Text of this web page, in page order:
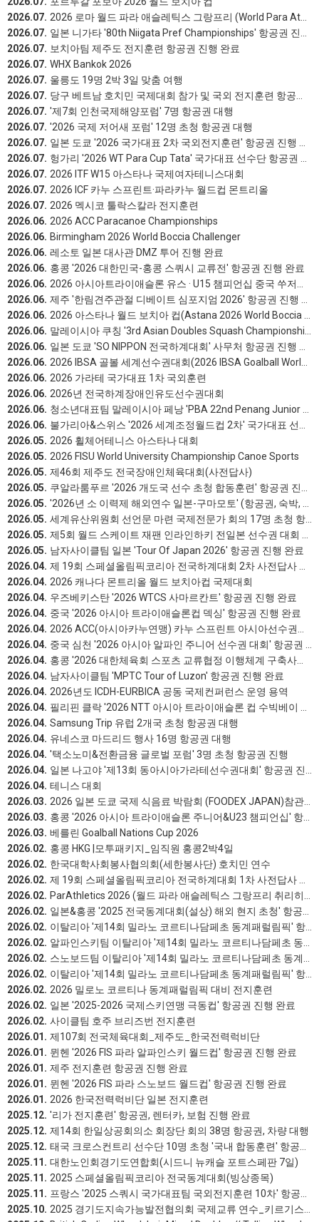
2026.07. 2026 로마 월드 파라 애슬레틱스 그랑프리 (World Para Athletics Grand Prix Rome
2026.07. 일본 니가타 '80th Niigata Pref Championships' 항공권 진행 완료
2026.07. 보치아팀 제주도 전지훈련 항공권 진행 완료
2026.07. WHX Bankok 2026
2026.07. 울릉도 19명 2박 3일 맞춤 여행
2026.07. 당구 베트남 호치민 국제대회 참가 및 국외 전지훈련 항공권 진행 완료
2026.07. '제7회 인천국제해양포럼' 7명 항공권 대행
2026.07. '2026 국제 저어새 포럼' 12명 초청 항공권 대행
2026.07. 일본 도쿄 '2026 국가대표 2차 국외전지훈련' 항공권 진행 완료
2026.07. 헝가리 '2026 WT Para Cup Tata' 국가대표 선수단 항공권 진행 완료
2026.07. 2026 ITF W15 아스타나 국제여자테니스대회
2026.07. 2026 ICF 카누 스프린트·파라카누 월드컵 몬트리올
2026.07. 2026 멕시코 툴락스칼라 전지훈련
2026.06. 2026 ACC Paracanoe Championships
2026.06. Birmingham 2026 World Boccia Challenger
2026.06. 레소토 일본 대사관 DMZ 투어 진행 완료
2026.06. 홍콩 '2026 대한민국-홍콩 스쿼시 교류전' 항공권 진행 완료
2026.06. 2026 아시아트라이애슬론 유스 · U15 챔피언십 중국 쑤저우 (Suzhou, China)꿈나무선수단&국가대표팀 28명
2026.06. 제주 '한림견주관절 디베이트 심포지엄 2026' 항공권 진행 완료
2026.06. 2026 아스타나 월드 보치아 컵(Astana 2026 World Boccia Cup)
2026.06. 말레이시아 쿠칭 '3rd Asian Doubles Squash Championships 2026' 항공권 진행 완료
2026.06. 일본 도쿄 'SO NIPPON 전국하계대회' 사무처 항공권 진행 완료
2026.06. 2026 IBSA 골볼 세계선수권대회(2026 IBSA Goalball World Championships)
2026.06. 2026 가라테 국가대표 1차 국외훈련
2026.06. 2026년 전국하계장애인유도선수권대회
2026.06. 청소년대표팀 말레이시아 페낭 'PBA 22nd Penang Junior Open 2026' 항공권 진행 완료
2026.06. 불가리아&스위스 '2026 세계조정월드컵 2차' 국가대표 선수단 항공권 진행 완료
2026.05. 2026 휠체어테니스 아스타나 대회
2026.05. 2026 FISU World University Championship Canoe Sports
2026.05. 제46회 제주도 전국장애인체육대회(사전답사)
2026.05. 쿠알라룸푸르 '2026 개도국 선수 초청 합동훈련' 항공권 진행 완료
2026.05. '2026년 소 이력제 해외연수 일본-구마모토' (항공권, 숙박, 보험, 차량, 가이드 등) 진행 완료
2026.05. 세계유산위원회 선언문 마련 국제전문가 회의 17명 초청 항공권 대행
2026.05. 제5회 월드 스케이트 재팬 인라인하키 전일본 선수권 대회 17명 왕복 항공권 대행
2026.05. 남자사이클팀 일본 'Tour Of Japan 2026' 항공권 진행 완료
2026.04. 제 19회 스페셜올림픽코리아 전국하계대회 2차 사전답사 교통편 예약
2026.04. 2026 캐나다 몬트리올 월드 보치아컵 국제대회
2026.04. 우즈베키스탄 '2026 WTCS 사마르칸트' 항공권 진행 완료
2026.04. 중국 '2026 아시아 트라이애슬론컵 덱싱' 항공권 진행 완료
2026.04. 2026 ACC(아시아카누연맹) 카누 스프린트 아시아선수권대회
2026.04. 중국 심천 '2026 아시아 알파인 주니어 선수권 대회' 항공권 진행 완료
2026.04. 홍콩 '2026 대한체육회 스포츠 교류협정 이행체계 구축사업(국제심판 초청 워크숍)' 항공권 진행
2026.04. 남자사이클팀 'MPTC Tour of Luzon' 항공권 진행 완료
2026.04. 2026년도 ICDH-EURBICA 공동 국제컨퍼런스 운영 용역
2026.04. 필리핀 클락 '2026 NTT 아시아 트라이애슬론 컵 수빅베이 국제 트라이애슬론' 항공권 진행 완료
2026.04. Samsung Trip 유럽 2개국 초청 항공권 대행
2026.04. 유네스코 마드리드 행사 16명 항공권 대행
2026.04. '택소노미&전환금융 글로벌 포럼' 3명 초청 항공권 진행
2026.04. 일본 나고야 '제13회 동아시아가라테선수권대회' 항공권 진행 완료
2026.04. 테니스 대회
2026.03. 2026 일본 도쿄 국제 식음료 박람회 (FOODEX JAPAN)참관│포천 에프앤비 리더스클럽
2026.03. 홍콩 '2026 아시아 트라이애슬론 주니어&U23 챔피언십' 항공권 진행 완료
2026.03. 베를린 Goalball Nations Cup 2026
2026.02. 홍콩 HKG |모투패키지_임직원 홍콩2박4일
2026.02. 한국대학사회봉사협의회(세한봉사단) 호치민 연수
2026.02. 제 19회 스페셜올림픽코리아 전국하계대회 1차 사전답사 교통편 예약
2026.02. ParAthletics 2026 (월드 파라 애슬레틱스 그랑프리 취리히/노트빌)
2026.02. 일본&홍콩 '2025 전국동계대회(설상) 해외 현지 초청' 항공권 진행 완료
2026.02. 이탈리아 '제14회 밀라노 코르티나담페초 동계패럴림픽' 항공권 진행 완료
2026.02. 알파인스키팀 이탈리아 '제14회 밀라노 코르티나담페초 동계패럴림픽' 항공권, 렌터카 진행 완료
2026.02. 스노보드팀 이탈리아 '제14회 밀라노 코르티나담페초 동계패럴림픽' 항공권 진행 완료
2026.02. 이탈리아 '제14회 밀라노 코르티나담페초 동계패럴림픽' 항공권 진행 완료
2026.02. 2026 밀로노 코르티나 동계패럴림픽 대비 전지훈련
2026.02. 일본 '2025-2026 국제스키연맹 극동컵' 항공권 진행 완료
2026.02. 사이클팀 호주 브리즈번 전지훈련
2026.01. 제107회 전국체육대회_제주도_한국전력럭비단
2026.01. 뮌헨 '2026 FIS 파라 알파인스키 월드컵' 항공권 진행 완료
2026.01. 제주 전지훈련 항공권 진행 완료
2026.01. 뮌헨 '2026 FIS 파라 스노보드 월드컵' 항공권 진행 완료
2026.01. 2026 한국전력럭비단 일본 전지훈련
2025.12. '리가 전지훈련' 항공권, 렌터카, 보험 진행 완료
2025.12. 제14회 한일상공회의소 회장단 회의 38명 항공권, 차량 대행
2025.12. 태국 크로스컨트리 선수단 10명 초청 '국내 합동훈련' 항공권 진행 완료
2025.11. 대한노인회경기도연합회(시드니 뉴캐슬 포트스페판 7일)
2025.11. 2025 스페셜올림픽코리아 전국동계대회(빙상종목)
2025.11. 프랑스 '2025 스쿼시 국가대표팀 국외전지훈련 10차' 항공권 진행 완료
2025.10. 2025 경기도지속가능발전협의회 국제교류 연수_키르기스스탄